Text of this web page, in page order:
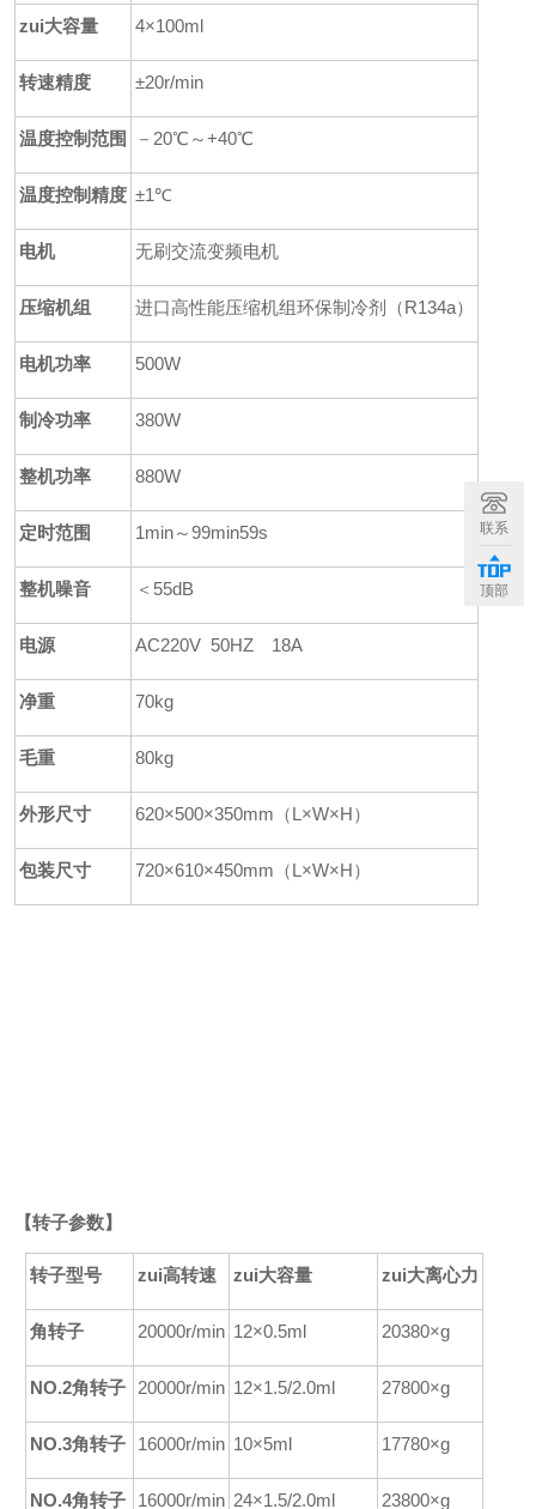
zui大容量 4×100ml
转速精度 ±20r/min
温度控制范围 －20℃～+40℃
温度控制精度 ±1℃
电机 无刷交流变频电机
压缩机组 进口高性能压缩机组环保制冷剂（R134a）
电机功率 500W
制冷功率 380W
整机功率 880W
定时范围 1min～99min59s
整机噪音 ＜55dB
电源 AC220V 50HZ 18A
净重 70kg
毛重 80kg
外形尺寸 620×500×350mm（L×W×H）
包装尺寸 720×610×450mm （L ×W×H）
【转子参数】
转子型号 zui高转速 zui大容量 zui大离心力
角转子 20000r/min 12×0.5ml 20380×g
NO.2角转子 20000r/min 12×1.5/2.0ml 27800×g
NO.3角转子 16000r/min 10×5ml 17780×g
NO.4角转子 16000r/min 24×1.5/2.0ml 23800×g
联系
顶部